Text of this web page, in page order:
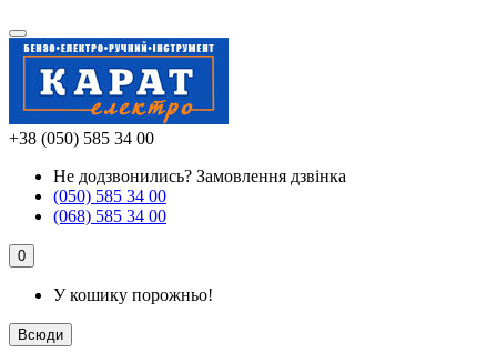
+38 (050) 585 34 00
Не додзвонились? Замовлення дзвінка
(050) 585 34 00
(068) 585 34 00
0
У кошику порожньо!
Всюди